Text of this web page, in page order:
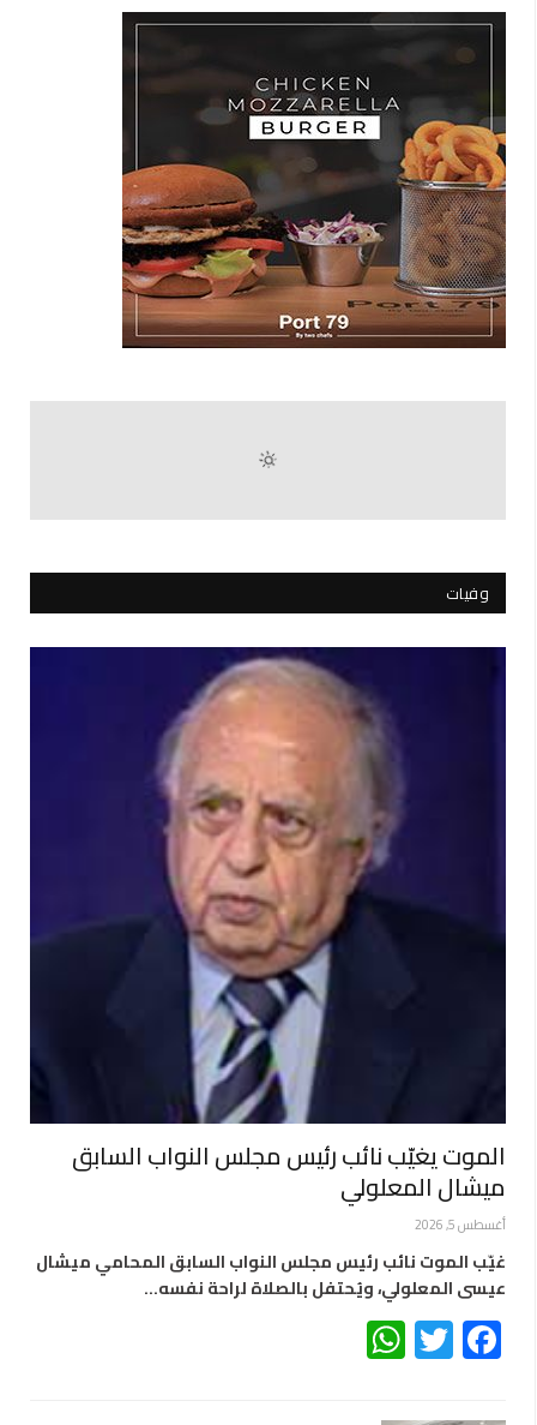
وفيات
الموت يغيّب نائب رئيس مجلس النواب السابق
ميشال المعلولي
أغسطس 5, 2026
غيّب الموت نائب رئيس مجلس النواب السابق المحامي ميشال
عيسى المعلولي، ويُحتفل بالصلاة لراحة نفسه…
Facebook
Twitter